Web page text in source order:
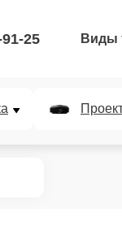
25 Виды